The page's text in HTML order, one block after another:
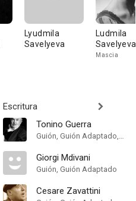
Lyudmila
Savelyeva
Ludmila
Savelyeva
Mascia
Escritura
Tonino Guerra
Guión, Guión Adaptado, Historia
Giorgi Mdivani
Guión, Guión Adaptado
Cesare Zavattini